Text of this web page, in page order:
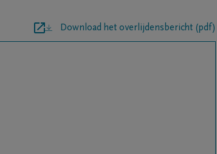
Download het overlijdensbericht (pdf)